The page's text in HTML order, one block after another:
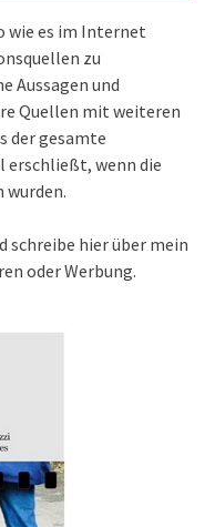
wie es im Internet
zu
Aussagen und
Quellen mit weiteren
der gesamte
erschließt, wenn die
hier über mein
oder Werbung.